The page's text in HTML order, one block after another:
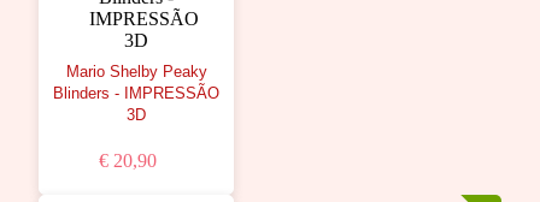
Mario Shelby Peaky
Blinders - IMPRESSÃO
3D
€ 20,90